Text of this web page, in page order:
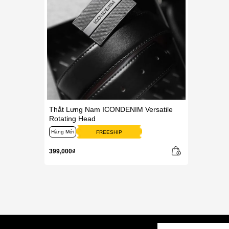
Thắt Lưng Nam ICONDENIM Versatile
Rotating Head
Hàng Mới FREESHIP
399,000₫